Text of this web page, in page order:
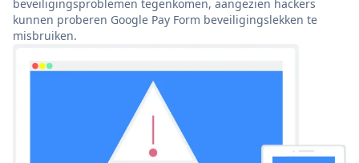
beveiligingsproblemen tegenkomen, aangezien hackers
kunnen proberen Google Pay Form beveiligingslekken te
misbruiken.